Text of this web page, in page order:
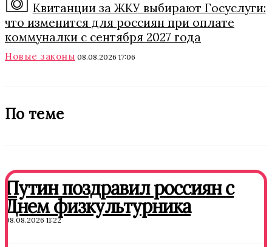
Квитанции за ЖКУ выбирают Госуслуги:
что изменится для россиян при оплате
коммуналки с сентября 2027 года
Новые законы 08.08.2026 17:06
По теме
Путин поздравил россиян с
Днем физкультурника
08.08.2026 11:22